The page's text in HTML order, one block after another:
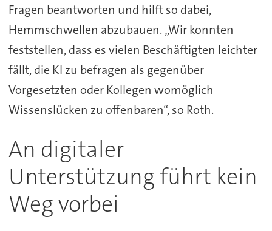
Fragen beantworten und hilft so dabei,
Hemmschwellen abzubauen. „Wir konnten
feststellen, dass es vielen Beschäftigten leichter
fällt, die KI zu befragen als gegenüber
Vorgesetzten oder Kollegen womöglich
Wissenslücken zu offenbaren“, so Roth.
An digitaler
Unterstützung führt kein
Weg vorbei